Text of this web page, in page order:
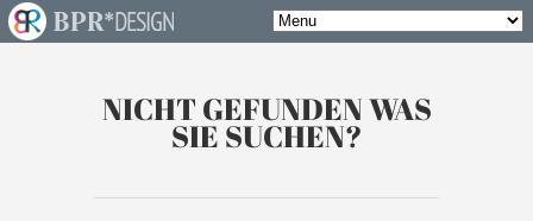
NICHT GEFUNDEN WAS
SIE SUCHEN?